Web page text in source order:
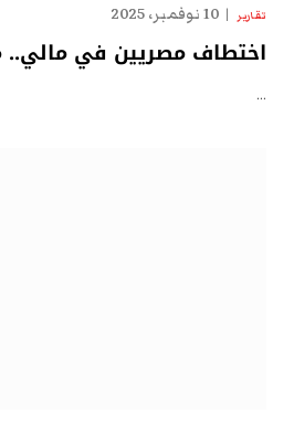
تقارير 10 نوفمبر، 2025
اختطاف مصريين في مالي..
…